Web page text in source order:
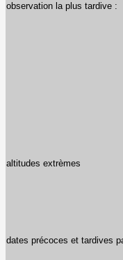
observation la plus tardive :
altitudes extrèmes
dates précoces et tardives